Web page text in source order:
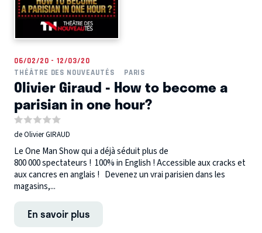
06/02/20 - 12/03/20
THÉÂTRE DES NOUVEAUTÉS
PARIS
Olivier Giraud - How to become a
parisian in one hour?
de Olivier GIRAUD
Le One Man Show qui a déjà séduit plus de
800 000 spectateurs ! 100% in English ! Accessible aux cracks et
aux cancres en anglais ! Devenez un vrai parisien dans les
magasins,...
En savoir plus